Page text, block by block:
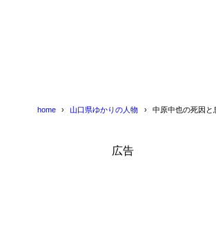
home 山口県ゆかりの人物 中原中也の死因と
広告